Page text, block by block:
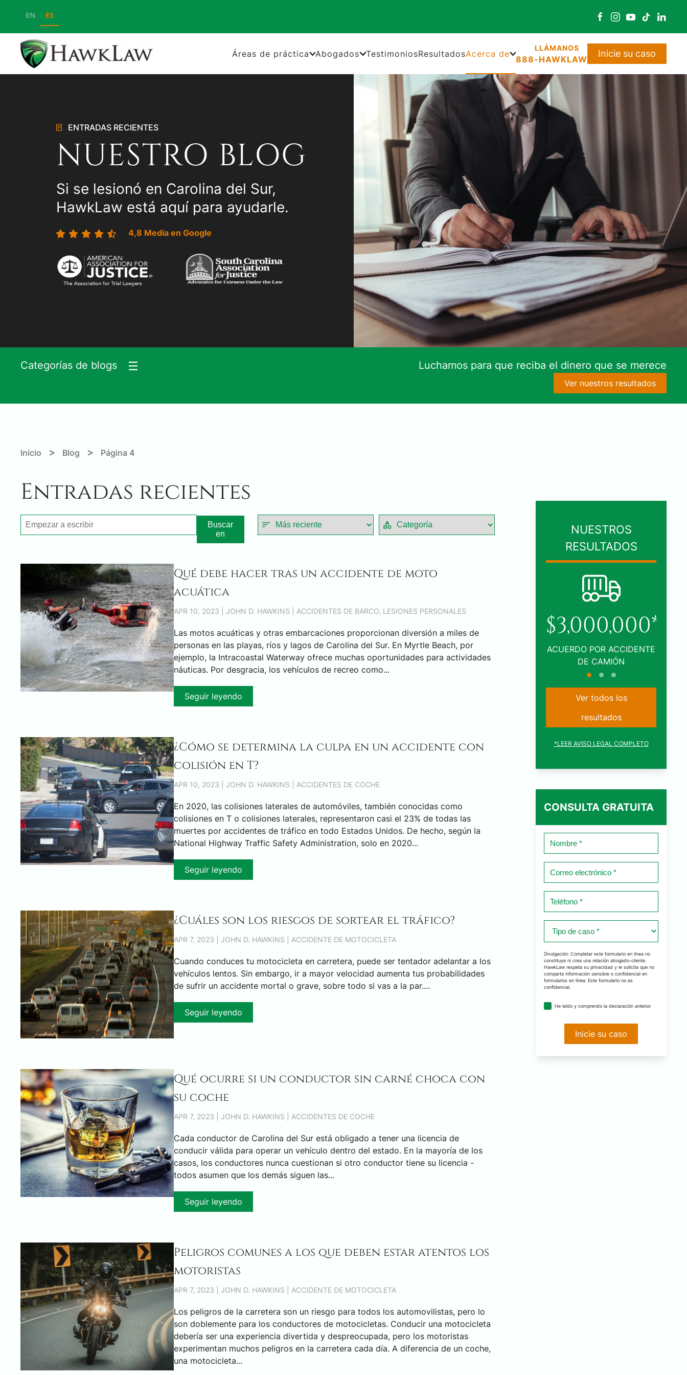
Ir al contenido principal
EN ES
Áreas de práctica Abogados TestimoniosResultadosAcerca de
888-HAWKLAW
Inicie su caso
ENTRADAS RECIENTES
NUESTRO BLOG
Si se lesionó en Carolina del Sur,
HawkLaw está aquí para ayudarle.
4,8 Media en Google
Categorías de blogs Luchamos para que reciba el dinero que se merece
Ver nuestros resultados
Inicio > Blog > Página 4
Entradas recientes
Buscar
en
Qué debe hacer tras un accidente de moto
acuática
APR 10, 2023 | JOHN D. HAWKINS | ACCIDENTES DE BARCO, LESIONES PERSONALES
Las motos acuáticas y otras embarcaciones proporcionan diversión a miles de
personas en las playas, ríos y lagos de Carolina del Sur. En Myrtle Beach, por
ejemplo, la Intracoastal Waterway ofrece muchas oportunidades para actividades
náuticas. Por desgracia, los vehículos de recreo como...
Seguir leyendo
¿Cómo se determina la culpa en un accidente con
colisión en T?
APR 10, 2023 | JOHN D. HAWKINS | ACCIDENTES DE COCHE
En 2020, las colisiones laterales de automóviles, también conocidas como
colisiones en T o colisiones laterales, representaron casi el 23% de todas las
muertes por accidentes de tráfico en todo Estados Unidos. De hecho, según la
National Highway Traffic Safety Administration, solo en 2020...
Seguir leyendo
¿Cuáles son los riesgos de sortear el tráfico?
APR 7, 2023 | JOHN D. HAWKINS | ACCIDENTE DE MOTOCICLETA
Cuando conduces tu motocicleta en carretera, puede ser tentador adelantar a los
vehículos lentos. Sin embargo, ir a mayor velocidad aumenta tus probabilidades
de sufrir un accidente mortal o grave, sobre todo si vas a la par....
Seguir leyendo
Qué ocurre si un conductor sin carné choca con
su coche
APR 7, 2023 | JOHN D. HAWKINS | ACCIDENTES DE COCHE
Cada conductor de Carolina del Sur está obligado a tener una licencia de
conducir válida para operar un vehículo dentro del estado. En la mayoría de los
casos, los conductores nunca cuestionan si otro conductor tiene su licencia -
todos asumen que los demás siguen las...
Seguir leyendo
Peligros comunes a los que deben estar atentos los
motoristas
APR 7, 2023 | JOHN D. HAWKINS | ACCIDENTE DE MOTOCICLETA
Los peligros de la carretera son un riesgo para todos los automovilistas, pero lo
son doblemente para los conductores de motocicletas. Conducir una motocicleta
debería ser una experiencia divertida y despreocupada, pero los motoristas
experimentan muchos peligros en la carretera cada día. A diferencia de un coche,
una motocicleta...
NUESTROS
RESULTADOS
$3,000,000*
ACUERDO POR ACCIDENTE
DE CAMIÓN
$1,005,000*
ACUERDO POR ACCIDENTE
DE TRÁFICO
Ver todos los
resultados
*LEER AVISO LEGAL COMPLETO
CONSULTA GRATUITA
Nombre
Correo
*Teléfono
caso
*
Divulgación: Completar este formulario en línea no
constituye ni crea una relación abogado-cliente.
HawkLaw respeta su privacidad y le solicita que no
comparta información sensible o confidencial en
formularios en línea. Este formulario no es
confidencial.
acuerdo
divulgación
He leído y comprendo la declaración anterior